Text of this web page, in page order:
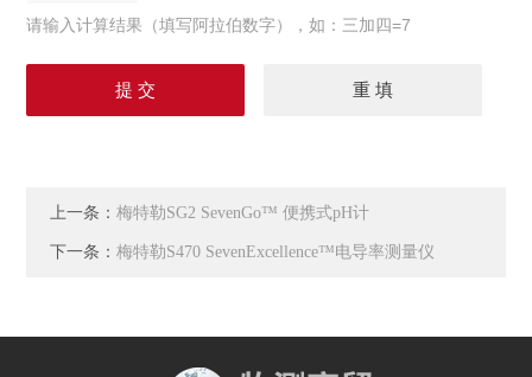
请输入计算结果（填写阿拉伯数字），如：三加四=7
上一条：梅特勒SG2 SevenGo™ 便携式pH计
下一条：梅特勒S470 SevenExcellence™电导率测量仪